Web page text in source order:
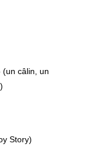
(un câlin, un
Story)